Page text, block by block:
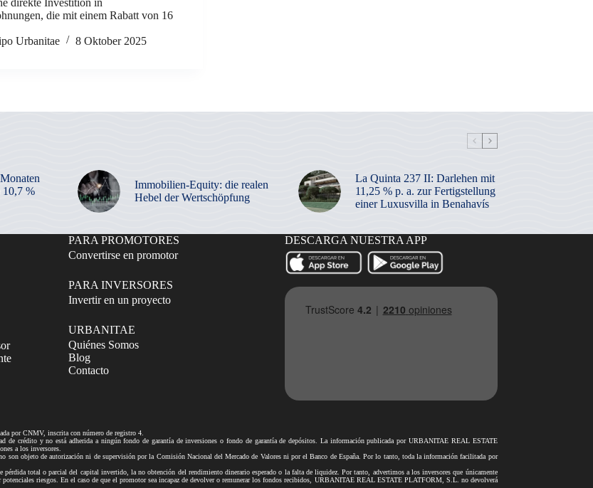
direkte Investition in
die mit einem Rabatt von 16
Urbanitae
8 Oktober 2025
%
Immobilien-Equity: die realen
Hebel der Wertschöpfung
La Quinta 237 II: Darlehen mit
11,25 % p. a. zur Fertigstellung
einer Luxusvilla in Benahavís
PARA PROMOTORES
Convertirse en promotor
PARA INVERSORES
Invertir en un proyecto
URBANITAE
Quiénes Somos
Blog
Contacto
DESCARGA NUESTRA APP
por CNMV, inscrita con número de registro 4.
crédito y no está adherida a ningún fondo de garantía de inversiones o fondo de garantía de depósitos. La información publicada por URBANITAE REAL ESTATE
a los inversores.
objeto de autorización ni de supervisión por la Comisión Nacional del Mercado de Valores ni por el Banco de España. Por lo tanto, toda la información facilitada por
total o parcial del capital invertido, la no obtención del rendimiento dinerario esperado o la falta de liquidez. Por tanto, advertimos a los inversores que únicamente
riesgos. En el caso de que el promotor sea incapaz de devolver o remunerar los fondos recibidos, URBANITAE REAL ESTATE PLATFORM, S.L. no devolverá